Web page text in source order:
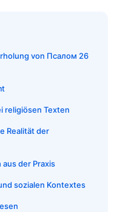
von Псалом 26
religiösen Texten
Realität der
der Praxis
sozialen Kontextes